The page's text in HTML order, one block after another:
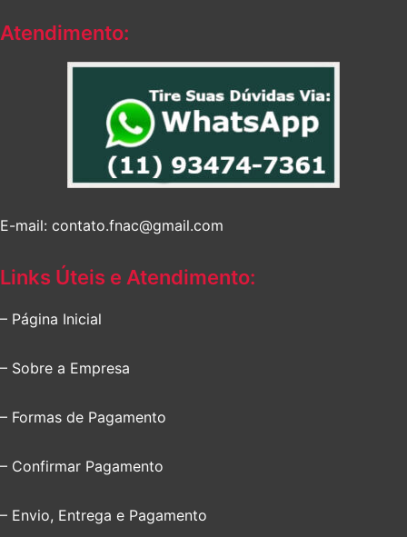
Atendimento:
E-mail: contato.fnac@gmail.com
Links Úteis e Atendimento:
– Página Inicial
– Sobre a Empresa
– Formas de Pagamento
– Confirmar Pagamento
– Envio, Entrega e Pagamento